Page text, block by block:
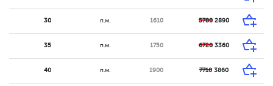
30 п.м. 1610 57802890
35 п.м. 1750 67203360
40 п.м. 1900 77103860